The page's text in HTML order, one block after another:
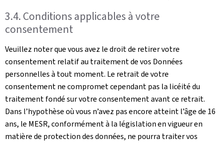
3.4. Conditions applicables à votre
consentement
Veuillez noter que vous avez le droit de retirer votre
consentement relatif au traitement de vos Données
personnelles à tout moment. Le retrait de votre
consentement ne compromet cependant pas la licéité du
traitement fondé sur votre consentement avant ce retrait.
Dans l’hypothèse où vous n’avez pas encore atteint l’âge de 16
ans, le MESR, conformément à la législation en vigueur en
matière de protection des données, ne pourra traiter vos